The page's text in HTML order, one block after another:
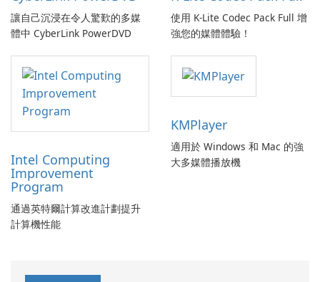
讓自己沉浸在令人驚歎的多媒
體中 CyberLink PowerDVD
使用 K-Lite Codec Pack Full 增
強您的媒體體驗！
Intel Computing
Improvement
Program
通過英特爾計算改進計劃提升
計算機性能
KMPlayer
適用於 Windows 和 Mac 的強
大多媒體播放機